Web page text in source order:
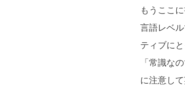
もうここ
言語レベ
ティブに
「常識な
に注意し